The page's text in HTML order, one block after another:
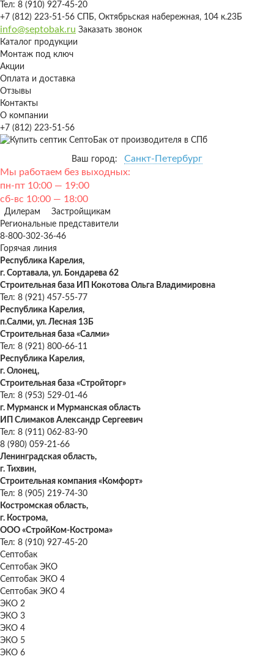
Тел: 8 (910) 927-45-20
+7 (812) 223-51-56 СПБ, Октябрьская набережная, 104 к.23Б
info@septobak.ru Заказать звонок
Каталог продукции
Монтаж под ключ
Акции
Оплата и доставка
Отзывы
Контакты
О компании
+7 (812) 223-51-56
Ваш город:
Санкт-Петербург
Мы работаем без выходных:
пн-пт 10:00 — 19:00
сб-вс 10:00 — 18:00
Дилерам
Застройщикам
Региональные представители
8-800-302-36-46
Горячая линия
Республика Карелия,
г. Сортавала, ул. Бондарева 62
Строительная база ИП Кокотова Ольга Владимировна
Тел: 8 (921) 457-55-77
Республика Карелия,
п.Салми, ул. Лесная 13Б
Строительная база «Салми»
Тел: 8 (921) 800-66-11
Республика Карелия,
г. Олонец,
Строительная база «Стройторг»
Тел: 8 (953) 529-01-46
г. Мурманск и Мурманская область
ИП Слимаков Александр Сергеевич
Тел: 8 (911) 062-83-90
8 (980) 059-21-66
Ленинградская область,
г. Тихвин,
Строительная компания «Комфорт»
Тел: 8 (905) 219-74-30
Костромская область,
г. Кострома,
ООО «СтройКом-Кострома»
Тел: 8 (910) 927-45-20
Септобак
Септобак ЭКО
Септобак ЭКО 4
Септобак ЭКО 4
ЭКО 2
ЭКО 3
ЭКО 4
ЭКО 5
ЭКО 6